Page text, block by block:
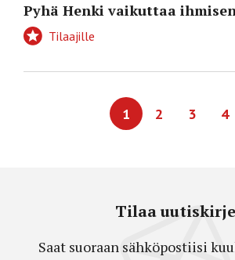
Pyhä Henki vaikuttaa
Tilaajille
1 2 3 4
Tilaa uutiskirje
Saat suoraan sähköpostiisi